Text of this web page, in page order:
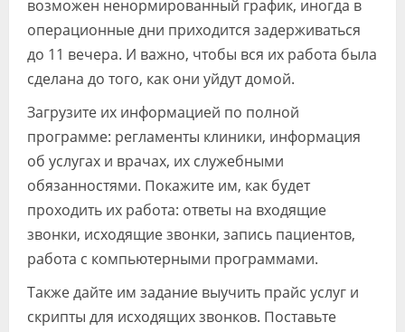
возможен ненормированный график, иногда в
операционные дни приходится задерживаться
до 11 вечера. И важно, чтобы вся их работа была
сделана до того, как они уйдут домой.
Загрузите их информацией по полной
программе: регламенты клиники, информация
об услугах и врачах, их служебными
обязанностями. Покажите им, как будет
проходить их работа: ответы на входящие
звонки, исходящие звонки, запись пациентов,
работа с компьютерными программами.
Также дайте им задание выучить прайс услуг и
скрипты для исходящих звонков. Поставьте